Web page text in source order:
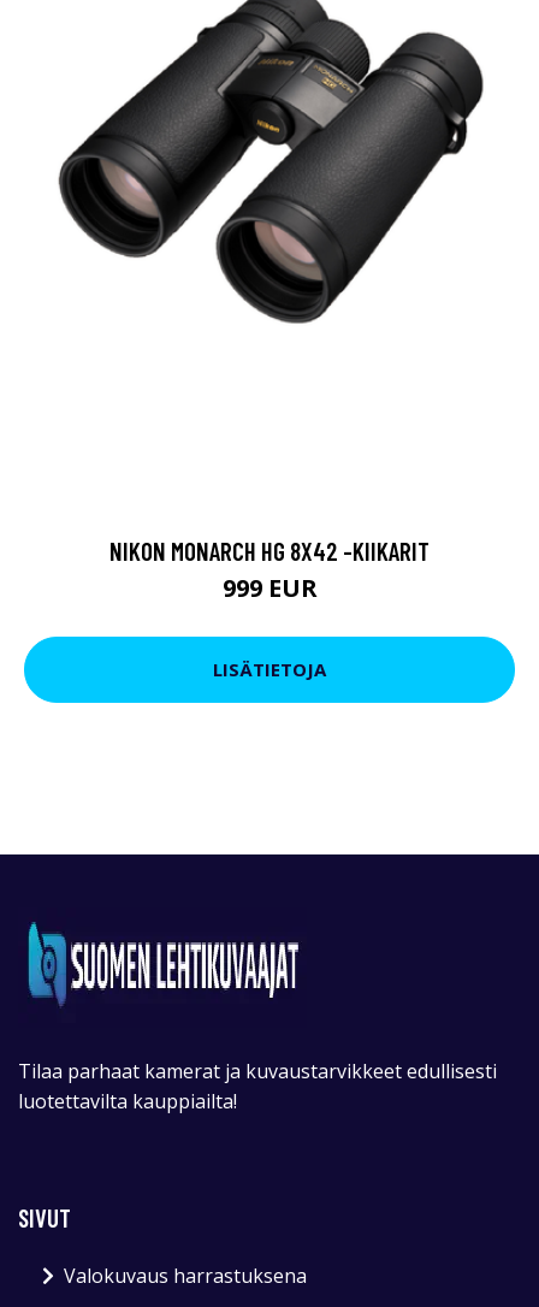
NIKON MONARCH HG 8X42 -KIIKARIT
999 EUR
LISÄTIETOJA
Tilaa parhaat kamerat ja kuvaustarvikkeet edullisesti
luotettavilta kauppiailta!
SIVUT
Valokuvaus harrastuksena